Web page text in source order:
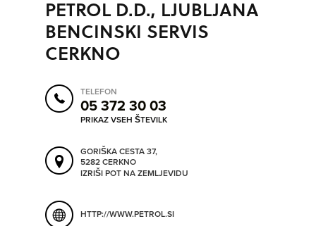
SO ODPRTA V
POSLOVNE ENOTE
IZRIŠI POT
POŠLJI SMS
PETROL D.D., LJUBLJANA
BENCINSKI SERVIS
CERKNO
TELEFON
05 372 30 03
PRIKAZ VSEH ŠTEVILK
GORIŠKA CESTA 37,
5282 CERKNO
IZRIŠI POT NA ZEMLJEVIDU
HTTP://WWW.PETROL.SI